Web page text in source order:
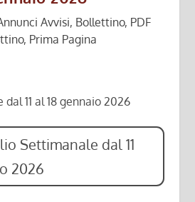
Avvisi, Bollettino, PDF
, Prima Pagina
11 al 18 gennaio 2026
Settimanale dal 11
2026